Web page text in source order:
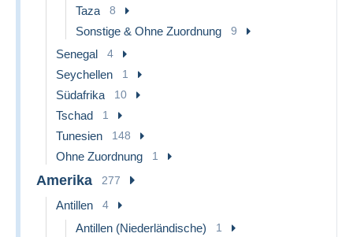
Taza 8
Sonstige & Ohne Zuordnung 9
Senegal 4
Seychellen 1
Südafrika 10
Tschad 1
Tunesien 148
Ohne Zuordnung 1
Amerika 277
Antillen 4
Antillen (Niederländische) 1